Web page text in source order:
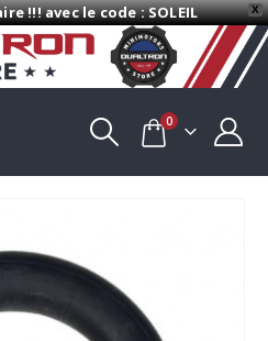
X
!!! avec le code : SOLEIL
0